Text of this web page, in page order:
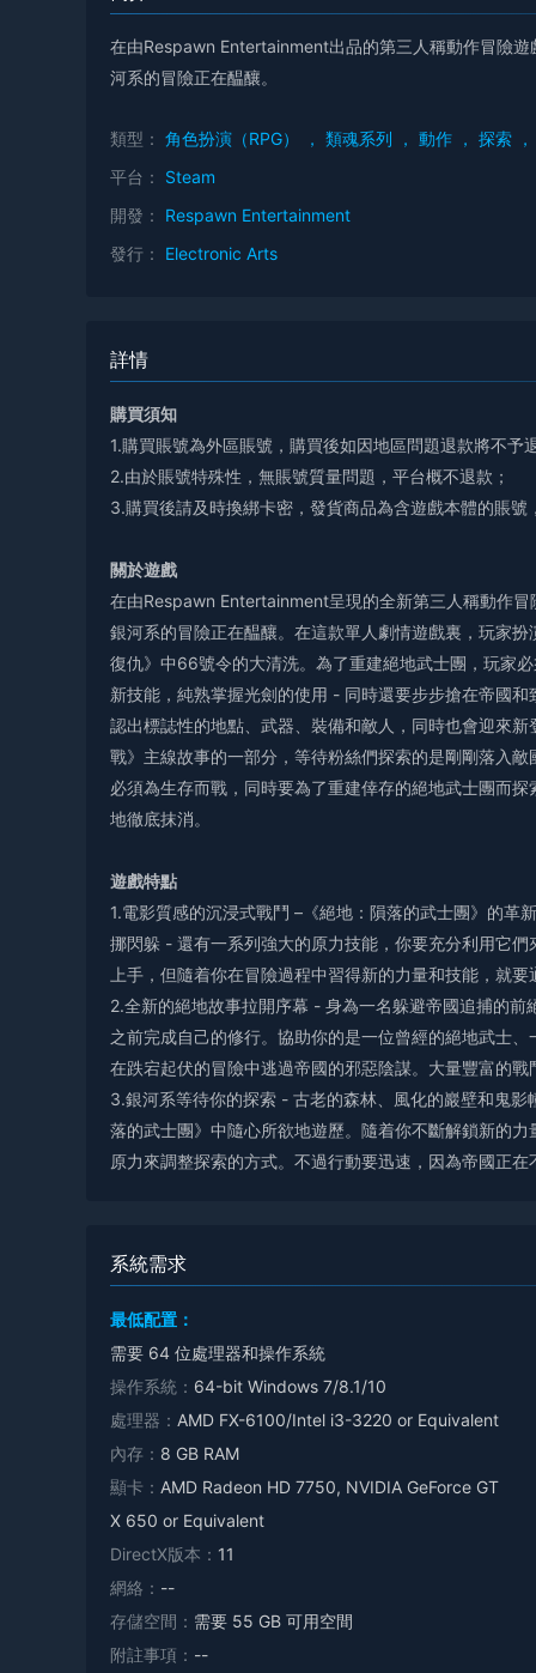
在由Respawn Entertainment出品的第三人稱動作冒險
河系的冒險正在醖釀。
類型： 角色扮演（RPG） ， 類魂系列 ， 動作 ， 探索 ，
平台： Steam
開發： Respawn Entertainment
發行： Electronic Arts
詳情
購買須知
1.購買賬號為外區賬號，購買後如因地區問題退款將不予
2.由於賬號特殊性，無賬號質量問題，平台概不退款；
3.購買後請及時換綁卡密，發貨商品為含遊戲本體的賬
關於遊戲
在由Respawn Entertainment呈現的全新第三人稱動作
銀河系的冒險正在醖釀。在這款單人劇情遊戲裏，玩家
復仇》中66號令的大清洗。為了重建絕地武士團，玩家
新技能，純熟掌握光劍的使用 - 同時還要步步搶在帝國
認出標誌性的地點、武器、裝備和敵人，同時也會迎來
戰》主線故事的一部分，等待粉絲們探索的是剛剛落入
必須為生存而戰，同時要為了重建倖存的絕地武士團而
地徹底抹消。
遊戲特點
1.電影質感的沉浸式戰鬥 –《絕地：隕落的武士團》的革
挪閃躲 - 還有一系列強大的原力技能，你要充分利用它
上手，但隨着你在冒險過程中習得新的力量和技能，就
2.全新的絕地故事拉開序幕 - 身為一名躲避帝國追捕的
之前完成自己的修行。協助你的是一位曾經的絕地武士
在跌宕起伏的冒險中逃過帝國的邪惡陰謀。大量豐富的
3.銀河系等待你的探索 - 古老的森林、風化的巖壁和鬼
落的武士團》中隨心所欲地遊歷。隨着你不斷解鎖新的
原力來調整探索的方式。不過行動要迅速，因為帝國正
系統需求
最低配置：
需要 64 位處理器和操作系統
操作系統： 64-bit Windows 7/8.1/10
處理器： AMD FX-6100/Intel i3-3220 or Equivalent
內存： 8 GB RAM
顯卡： AMD Radeon HD 7750, NVIDIA GeForce GT
X 650 or Equivalent
DirectX版本： 11
網絡： --
存儲空間： 需要 55 GB 可用空間
附註事項： --